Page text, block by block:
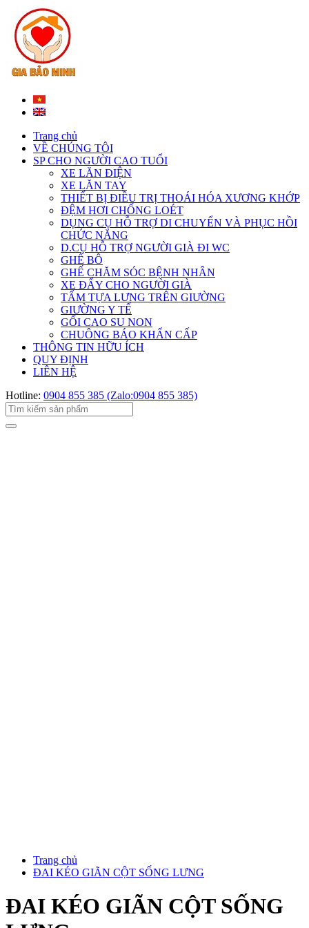
Trang chủ
VỀ CHÚNG TÔI
SP CHO NGƯỜI CAO TUỔI
XE LĂN ĐIỆN
XE LĂN TAY
THIẾT BỊ ĐIỀU TRỊ THOÁI HÓA XƯƠNG KHỚP
ĐỆM HƠI CHỐNG LOÉT
DỤNG CỤ HỖ TRỢ DI CHUYỂN VÀ PHỤC HỒI
CHỨC NĂNG
D.CỤ HỖ TRỢ NGƯỜI GIÀ ĐI WC
GHẾ BÔ
GHẾ CHĂM SÓC BỆNH NHÂN
XE ĐẨY CHO NGƯỜI GIÀ
TẤM TỰA LƯNG TRÊN GIƯỜNG
GIƯỜNG Y TẾ
GỐI CAO SU NON
CHUÔNG BÁO KHẨN CẤP
THÔNG TIN HỮU ÍCH
QUY ĐỊNH
LIÊN HỆ
Hotline: 0904 855 385 (Zalo:0904 855 385)
Trang chủ
ĐAI KÉO GIÃN CỘT SỐNG LƯNG
ĐAI KÉO GIÃN CỘT SỐNG